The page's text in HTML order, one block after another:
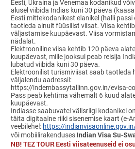
Eesti, Ukraina ja Venemaa kodanikud
alusel viibida Indias kuni 30 päeva
Eesti mittekodanikest elanikel (halli
taotleda ainult füüsilist viisat. Viisa
väljastamise kuupäevast. Viisa
nädalat.
Elektrooniline viisa kehtib 120 päeva
kuupäevast, mille jooksul peab reisija
lubatud viibida kuni 30 päeva.
Elektroonilist turismiviisat saab taotleda
väljalendu aadressil:
https://indembassytallinn.gov.in/evisa-
Pass peab kehtima vähemalt 6 kuud
kuupäevast.
Indiasse saabuvatel välisriigi kodanikel
täita digitaalne riiki sisenemise kaart (e-
veebilehel: https://
või mobiilirakenduses Indian Visa Su-
NB! TEZ TOUR Eesti viisateenuseid ei